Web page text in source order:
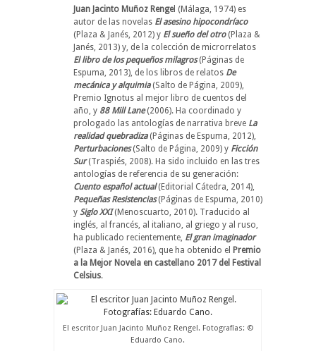
Juan Jacinto Muñoz Rengel (Málaga, 1974) es
autor de las novelas El asesino hipocondríaco
(Plaza & Janés, 2012) y El sueño del otro(Plaza &
Janés, 2013) y, de la colección de microrrelatos
El libro de los pequeños milagros(Páginas de
Espuma, 2013), de los libros de relatos De
mecánica y alquimia(Salto de Página, 2009),
Premio Ignotus al mejor libro de cuentos del
año, y 88 Mill Lane(2006). Ha coordinado y
prologado las antologías de narrativa breve La
realidad quebradiza(Páginas de Espuma, 2012),
Perturbaciones(Salto de Página, 2009) y Ficción
Sur(Traspiés, 2008). Ha sido incluido en las tres
antologías de referencia de su generación:
Cuento español actual(Editorial Cátedra, 2014),
Pequeñas Resistencias(Páginas de Espuma, 2010)
y Siglo XXI(Menoscuarto, 2010). Traducido al
inglés, al francés, al italiano, al griego y al ruso,
ha publicado recientemente, El gran imaginador
(Plaza & Janés, 2016), que ha obtenido el Premio
a la Mejor Novela en castellano 2017 del Festival
Celsius.
El escritor Juan Jacinto Muñoz Rengel. Fotografías: ©
Eduardo Cano.